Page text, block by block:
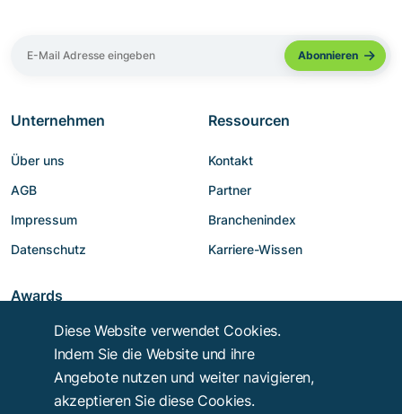
Unternehmen
Über uns
AGB
Impressum
Datenschutz
Ressourcen
Kontakt
Partner
Branchenindex
Karriere-Wissen
Awards
Diese Website verwendet Cookies.
Indem Sie die Website und ihre
Angebote nutzen und weiter navigieren,
akzeptieren Sie diese Cookies.